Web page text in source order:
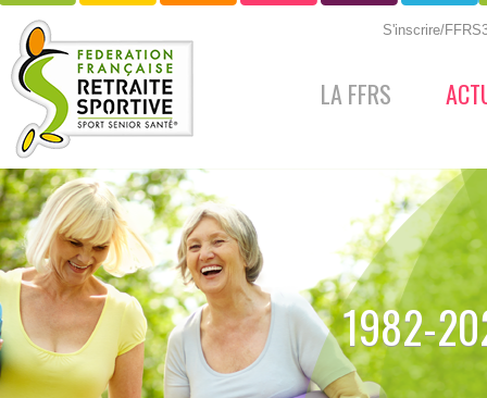
S'inscrire/
LA FFRS
1982-